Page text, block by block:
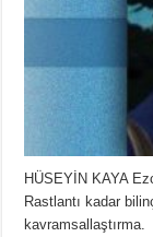
HÜSEYİN KAYA
Rastlantı kadar